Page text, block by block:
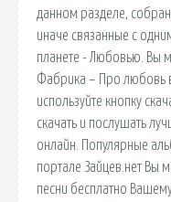
данном разделе,
иначе связанные с
планете - Любовью. Вы
Фабрика – Про любовь
используйте кнопку
скачать и послушать
онлайн. Популярные
портале Зайцев.нет Вы
песни бесплатно